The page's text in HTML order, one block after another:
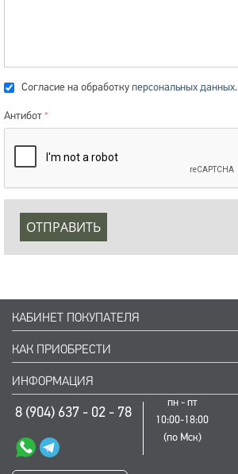
Согласие на обработку персональных данных.
Антибот
ОТПРАВИТЬ
КАБИНЕТ ПОКУПАТЕЛЯ
КАК ПРИОБРЕСТИ
ИНФОРМАЦИЯ
8 (904) 637 - 02 - 78
пн - пт
10:00-18:00
(по Мск)